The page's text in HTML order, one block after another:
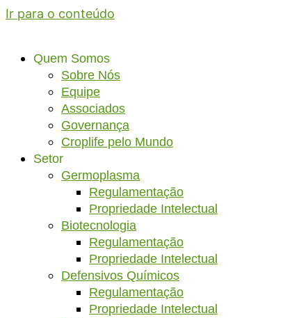
Ir para o conteúdo
Quem Somos
Sobre Nós
Equipe
Associados
Governança
Croplife pelo Mundo
Setor
Germoplasma
Regulamentação
Propriedade Intelectual
Biotecnologia
Regulamentação
Propriedade Intelectual
Defensivos Químicos
Regulamentação
Propriedade Intelectual